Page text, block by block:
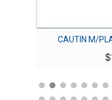
CAUTIN M/
$